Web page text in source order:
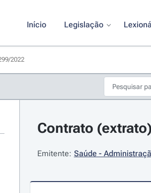
Início Legislação
2022
Contrato
Emitente: Saúde -